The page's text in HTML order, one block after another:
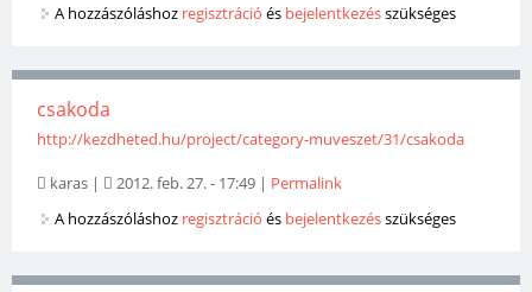
A hozzászóláshoz regisztráció és bejelentkezésszükséges
csakoda
http://kezdheted.hu/project/category-muveszet/31/csakoda
karas | 2012. feb. 27. - 17:49 | Permalink
A hozzászóláshoz regisztráció és bejelentkezésszükséges